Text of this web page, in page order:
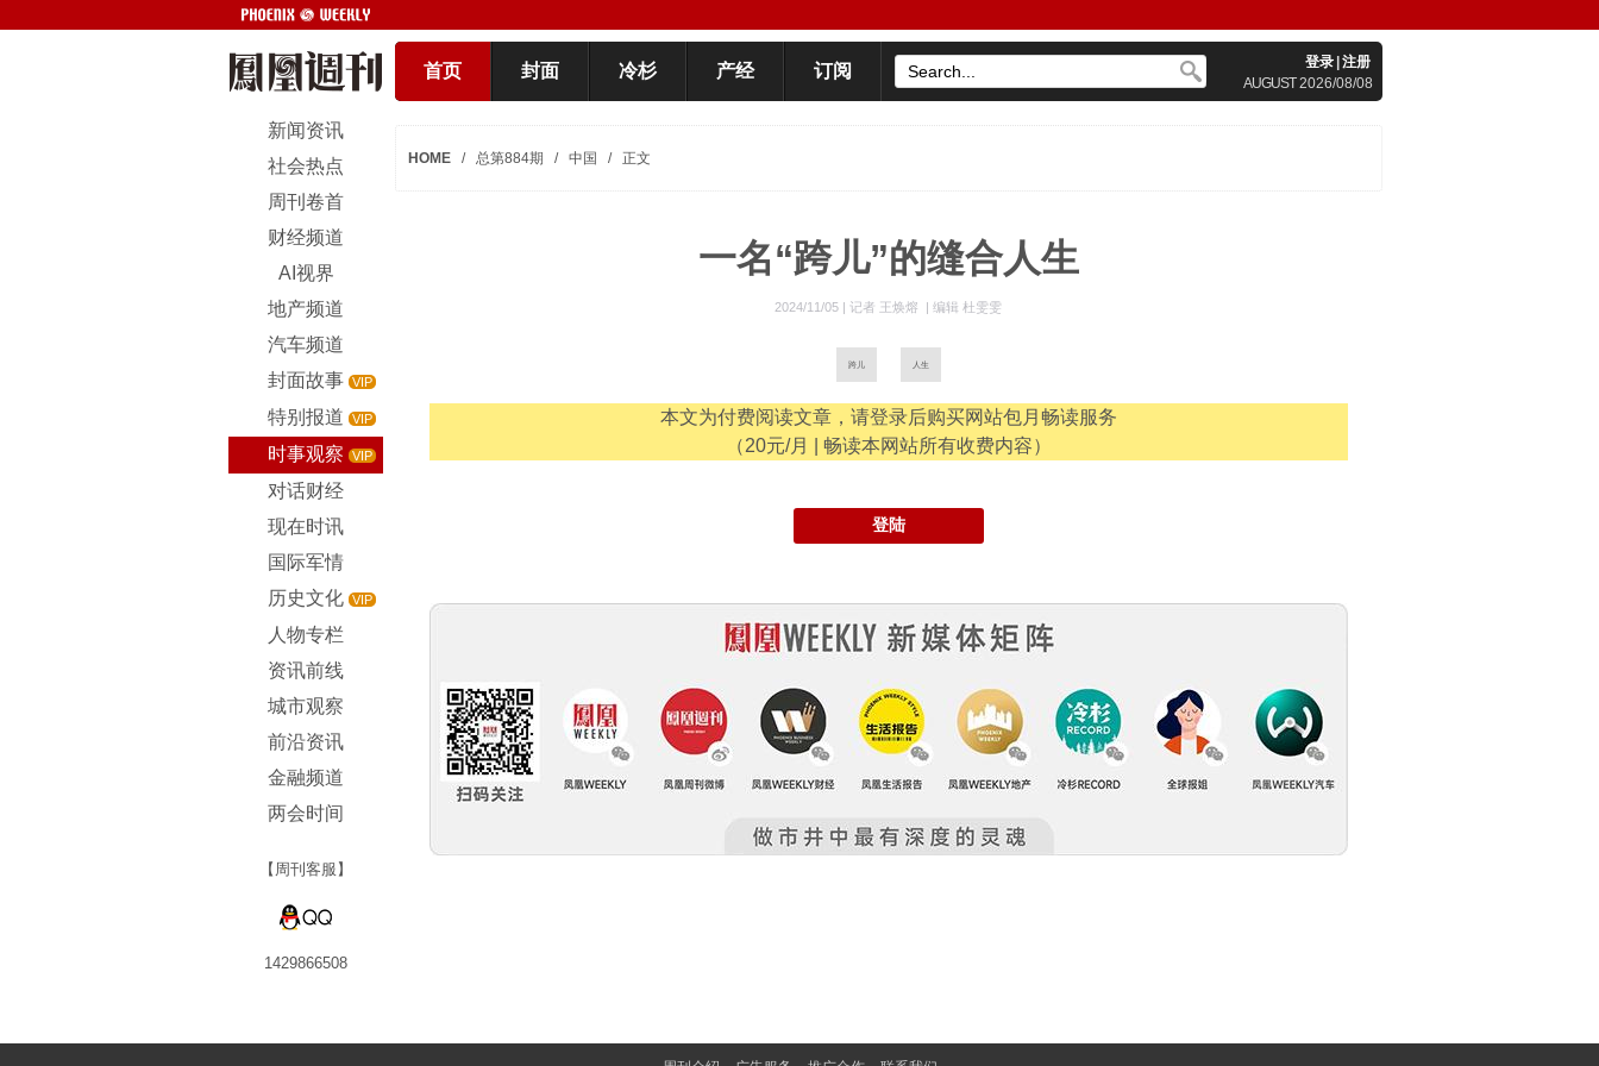
首页 封面 冷杉 产经 订阅 登录 注册
AUGUST2026/08/08
新闻资讯
社会热点
周刊卷首
财经频道
AI视界
地产频道
汽车频道
封面故事 VIP
特别报道 VIP
时事观察 VIP
对话财经
现在时讯
国际军情
历史文化 VIP
人物专栏
资讯前线
城市观察
前沿资讯
金融频道
两会时间
【周刊客服】
1429866508
HOME / 总第884期 / 中国 / 正文
一名“跨儿”的缝合人生
2024/11/05 |记者 王焕熔 |编辑 杜雯雯
跨儿 人生
本文为付费阅读文章，请登录后购买网站包月畅读服务
（20元/月 | 畅读本网站所有收费内容）
登陆